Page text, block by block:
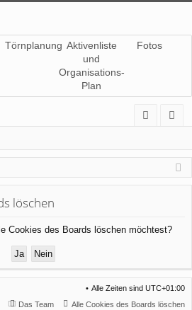
Törnplanung Aktivenliste
und
Organisations-
Plan
Fotos
m
el
n
ist
rie
n
löschen
Cookies des Boards löschen möchtest?
Alle Zeiten sind UTC+01:00
Alle Cookies des Boards löschen
Das Team